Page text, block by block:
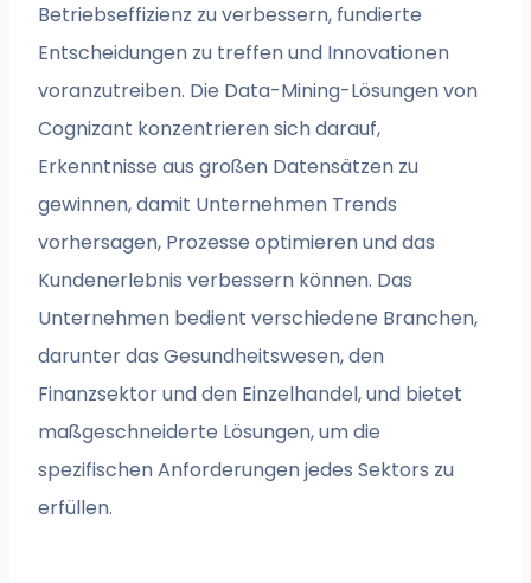
Betriebseffizienz zu verbessern, fundierte
Entscheidungen zu treffen und Innovationen
voranzutreiben. Die Data-Mining-Lösungen von
Cognizant konzentrieren sich darauf,
Erkenntnisse aus großen Datensätzen zu
gewinnen, damit Unternehmen Trends
vorhersagen, Prozesse optimieren und das
Kundenerlebnis verbessern können. Das
Unternehmen bedient verschiedene Branchen,
darunter das Gesundheitswesen, den
Finanzsektor und den Einzelhandel, und bietet
maßgeschneiderte Lösungen, um die
spezifischen Anforderungen jedes Sektors zu
erfüllen.